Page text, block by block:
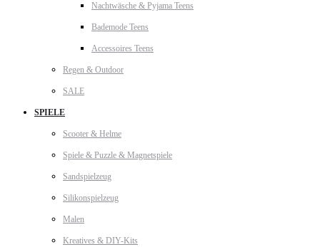
Nachtwäsche & Pyjama Teens
Bademode Teens
Accessoires Teens
Regen & Outdoor
SALE
SPIELE
Scooter & Helme
Spiele & Puzzle & Magnetspiele
Sandspielzeug
Silikonspielzeug
Malen
Kreatives & DIY-Kits